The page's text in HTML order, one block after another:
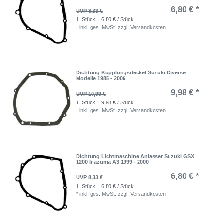
UVP 8,33 € 6,80 € *
1 Stück
| 6,80 € / Stück
*inkl. ges. MwSt. zzgl.Versandkosten
Dichtung Kupplungsdeckel Suzuki Diverse
Modelle 1985 - 2006
UVP 10,99 € 9,98 € *
1 Stück
| 9,98 € / Stück
*inkl. ges. MwSt. zzgl.Versandkosten
Dichtung Lichtmaschine Anlasser Suzuki GSX
1200 Inazuma A3 1999 - 2000
UVP 8,33 € 6,80 € *
1 Stück
| 6,80 € / Stück
*inkl. ges. MwSt. zzgl.Versandkosten